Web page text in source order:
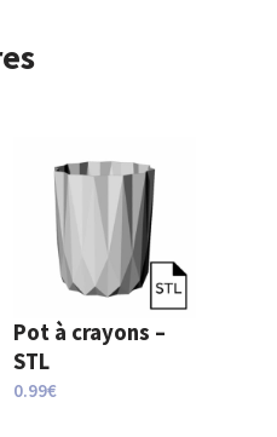
Pot à crayons –
STL
0.99€